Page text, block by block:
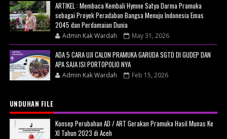
ARTIKEL : Membaca Kembali Hymne Satya Darma Pramuka
sebagai Proyek Peradaban Bangsa Menuju Indonesia Emas
2045 dan Perdamaian Dunia
Admin Kak Wardah May 31, 2026
ADA 5 CARA UJI CALON PRAMUKA GARUDA SGTD DI GUDEP DAN
APA SAJA ISI PORTOPOLIO NYA
Admin Kak Wardah Feb 15, 2026
UNDUHAN FILE
Konsep Perubahan AD / ART Gerakan Pramuka Hasil Munas Ke
XI Tahun 2023 di Aceh